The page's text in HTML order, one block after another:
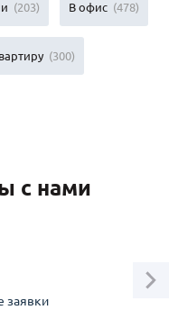
(203) В офис (478)
(300)
с нами
заявки